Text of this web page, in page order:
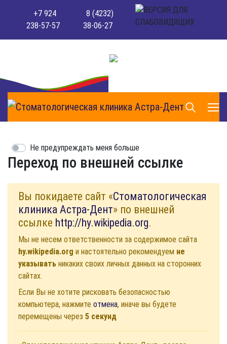
+7 924
238-57-57
8 (4232)
38-06-27
Переход по внешней ссылке
Не предупреждать меня больше
Вы покидаете сайт «Стоматологическая
клиника Астра-Дент» по внешней
ссылке http://hy.wikipedia.org.
Мы не несем ответственности за содержимое сайта
hy.wikipedia.org и настоятельно рекомендуем не
указывать никаких своих личных данных на сторонних
сайтах.
Если Вы не хотите рисковать безопасностью
компьютера, нажмите отмена, иначе вы будете
перемещены через 5 секунд